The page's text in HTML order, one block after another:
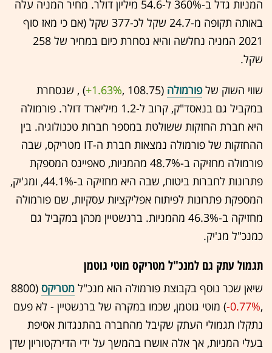
המניות גדל ב-360% ל-54.6 מיליון דולר. מחיר המניה עלה
באותה תקופה מ-24.7 שקל לכ-377 שקל (אם כי מאז סוף
2021 המניה נחלשה והיא נסחרת כיום במחיר של 258
שקל.
שווי השוק שלפורמולה (108.75 ,‎
+1.63%‏) , שנסחרת
במקביל גם בנאסד"ק, קרוב ל-1.2 מיליארד דולר. פורמולה
היא חברת החזקות ששולטת במספר חברות טכנולוגיה. בין
ההחזקות של פורמולה נמצאות חברת ה-IT מטריקס, שבה
פורמולה מחזיקה ב-48.7% מהמניות, סאפיינס המספקת
פתרונות לחברות ביטוח, שבה היא מחזיקה ב-44.1%, ומג'יק,
המספקת פתרונות לפיתוח אפליקציות עסקיות, שם פורמולה
מחזיקה ב-46.3% מהמניות. ברנשטיין מכהן במקביל גם
כמנכ"ל מג'יק.
תגמול עתק גם למנכ"ל מטריקס מוטי גוטמן
שיאן שכר נוסף בקבוצת פורמולה הוא מנכ"ל מטריקס (8800
,‎
-0.77%‏) מוטי גוטמן, שכמו במקרה של ברנשטיין - לא פעם
נתקלו תגמולי העתק שקיבל מהחברה בהתנגדות אסיפת
בעלי המניות, אך אלה אושרו בהמשך על ידי הדירקטוריון שדן